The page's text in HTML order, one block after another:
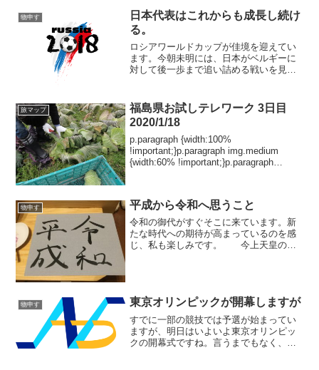
物申す
日本代表はこれからも成長し続け
る。
ロシアワールドカップが佳境を迎えてい
ます。今朝未明には、日本がベルギーに
対して後一歩まで追い詰める戦いを見せ
カーの試合をみた後、ここまで放心状態
になったのは久しぶりです...
旅マップ
福島県お試しテレワーク 3日目
2020/1/18
p.paragraph {width:100%
!important;}p.paragraph img.medium
{width:60% !important;}p.paragraph
物申す 平成から令和へ思うこと
令和の御代がすぐそこに来ています。新
たな時代への期待が高まっているのを感
じ、私も楽しみです。 今上天皇のご
物申す 東京オリンピックが開幕しますが
すでに一部の競技では予選が始まってい
ますが、明日はいよいよ東京オリンピッ
クの開幕式ですね。言うまでもなく、開